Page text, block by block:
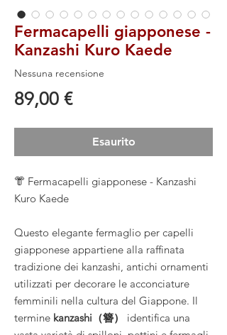
Fermacapelli giapponese -
Kanzashi Kuro Kaede
Nessuna recensione
89,00 €Prezzo
Esaurito
👘 Fermacapelli giapponese - Kanzashi
Kuro Kaede
Questo elegante fermaglio per capelli
giapponese appartiene alla raffinata
tradizione dei kanzashi, antichi ornamenti
utilizzati per decorare le acconciature
femminili nella cultura del Giappone. Il
termine kanzashi（簪）
identifica una